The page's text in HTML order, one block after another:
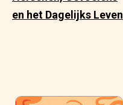
en het Dagelijks Leven